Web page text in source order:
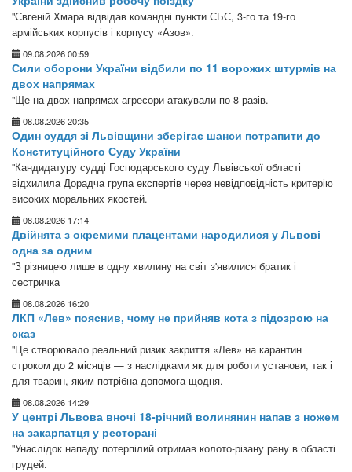
"Євгеній Хмара відвідав командні пункти СБС, 3-го та 19-го
армійських корпусів і корпусу «Азов».
09.08.2026 00:59
Сили оборони України відбили по 11 ворожих штурмів на
двох напрямах
"Ще на двох напрямах агресори атакували по 8 разів.
08.08.2026 20:35
Один суддя зі Львівщини зберігає шанси потрапити до
Конституційного Суду України
"Кандидатуру судді Господарського суду Львівської області
відхилила Дорадча група експертів через невідповідність критерію
високих моральних якостей.
08.08.2026 17:14
Двійнята з окремими плацентами народилися у Львові
одна за одним
"З різницею лише в одну хвилину на світ з'явилися братик і
сестричка
08.08.2026 16:20
ЛКП «Лев» пояснив, чому не прийняв кота з підозрою на
сказ
"Це створювало реальний ризик закриття «Лев» на карантин
строком до 2 місяців — з наслідками як для роботи установи, так і
для тварин, яким потрібна допомога щодня.
08.08.2026 14:29
У центрі Львова вночі 18-річний волинянин напав з ножем
на закарпатця у ресторані
"Унаслідок нападу потерпілий отримав колото-різану рану в області
грудей.